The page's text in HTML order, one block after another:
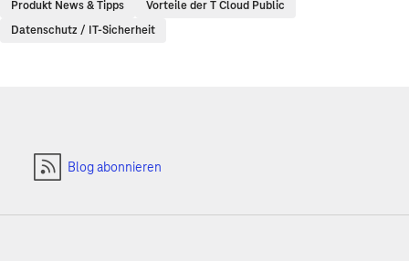
Produkt News & Tipps
Vorteile der T Cloud Public
Datenschutz / IT-Sicherheit
Blog abonnieren